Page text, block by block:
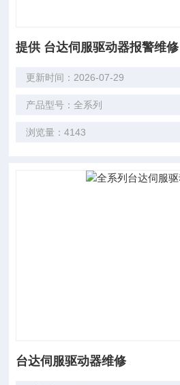
提供 台达伺服驱动器报警维修
更新时间：2026-07-29
产品型号：全系列
浏览量：4143
台达伺服驱动器维修